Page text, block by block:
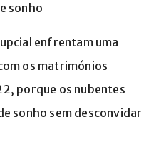
sonho
enfrentam uma
os matrimónios
porque os nubentes
sonho sem desconvidar